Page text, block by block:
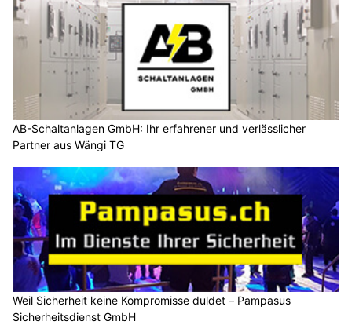
AB-Schaltanlagen GmbH: Ihr erfahrener und verlässlicher
Partner aus Wängi TG
Weil Sicherheit keine Kompromisse duldet – Pampasus
Sicherheitsdienst GmbH